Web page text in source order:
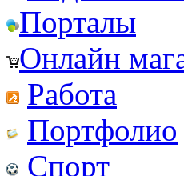
Порталы
Онлайн
Работа
Портфолио
Спорт